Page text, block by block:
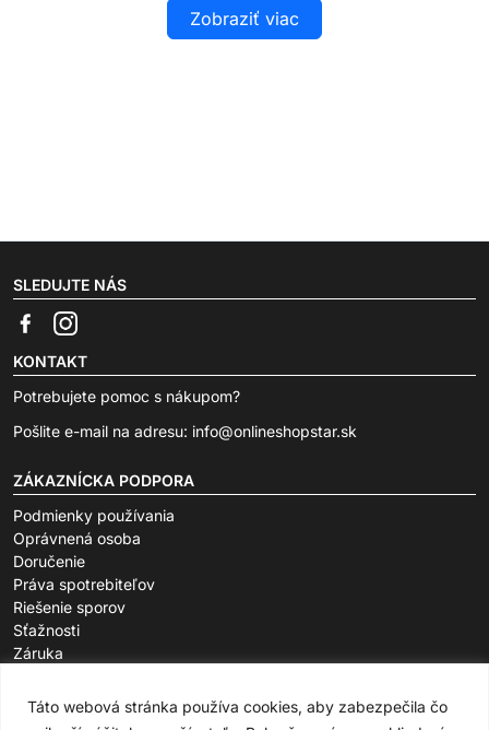
Táto webová stránka používa cookies, aby zabezpečila čo
Zobraziť viac
SLEDUJTE NÁS
KONTAKT
Potrebujete pomoc s nákupom?
Pošlite e-mail na adresu: info@onlineshopstar.sk
ZÁKAZNÍCKA PODPORA
Podmienky používania
Oprávnená osoba
Doručenie
Práva spotrebiteľov
Riešenie sporov
Sťažnosti
Záruka